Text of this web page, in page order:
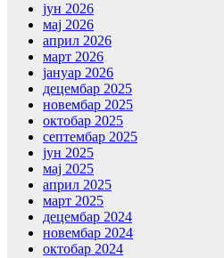
јун 2026
мај 2026
април 2026
март 2026
јануар 2026
децембар 2025
новембар 2025
октобар 2025
септембар 2025
јун 2025
мај 2025
април 2025
март 2025
децембар 2024
новембар 2024
октобар 2024